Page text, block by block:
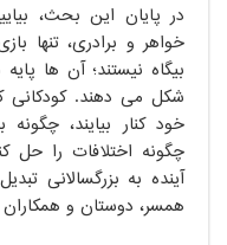
در پایان این بحث،
خواهر و برادری، تنها
بیگاه نیستند؛ آن ها
شکل می دهند. کودکانی
خود کنار بیایند،
چگونه اختلافات را حل
آینده به بزرگسالانی
همسر، دوستان و